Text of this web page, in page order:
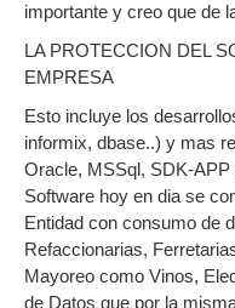
importante y creo que de
LA PROTECCION DEL
EMPRESA
Esto incluye los
informix, dbase..) y mas
Oracle, MSSql, SDK-
Software hoy en dia se
Entidad con consumo de
Refaccionarias,
Mayoreo como Vinos,
de Datos que por la